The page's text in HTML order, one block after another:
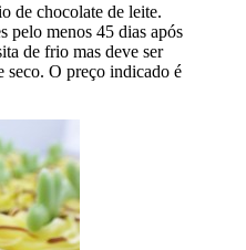
de chocolate de leite.
pelo menos 45 dias após
de frio mas deve ser
seco. O preço indicado é